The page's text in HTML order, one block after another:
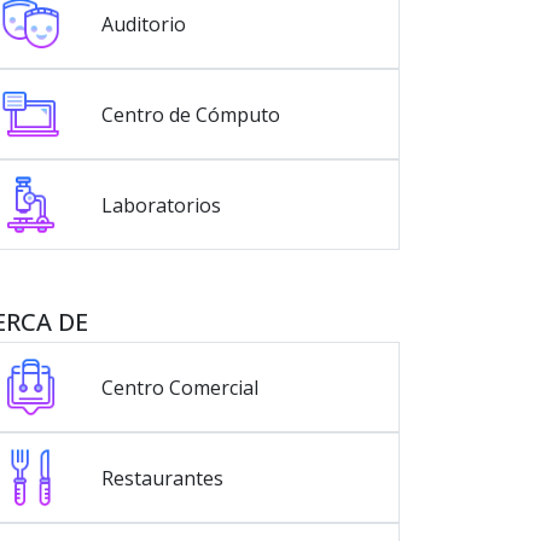
Auditorio
Centro de Cómputo
Laboratorios
DE
Centro Comercial
Restaurantes